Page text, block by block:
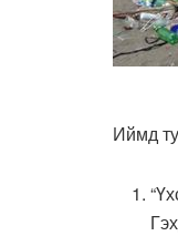
Иймд